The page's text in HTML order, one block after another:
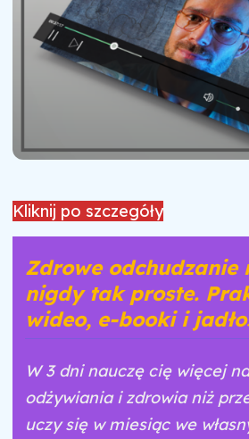
Kliknij po szczegóły
Zdrowe odchudzanie
nigdy tak proste.
wideo, e-booki i
W 3 dni nauczę cię więcej
odżywiania i zdrowia niż
uczy się w miesiąc we